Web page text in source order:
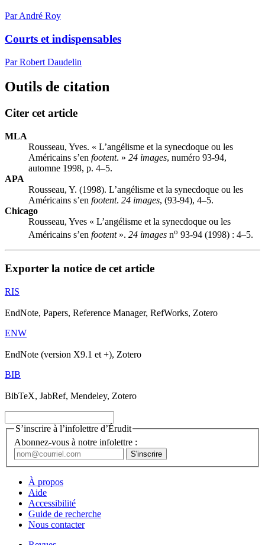
Par André Roy
Courts et indispensables
Par Robert Daudelin
Outils de citation
Citer cet article
MLA
Rousseau, Yves. « L’angélisme et la synecdoque ou les
Américains s’en footent. » 24 images, numéro 93-94,
automne 1998, p. 4–5.
APA
Rousseau, Y. (1998). L’angélisme et la synecdoque ou les
Américains s’en footent. 24 images, (93-94), 4–5.
Chicago
Rousseau, Yves « L’angélisme et la synecdoque ou les
Américains s’en footent». 24 images no 93-94 (1998) : 4–5.
Exporter la notice de cet article
RIS
EndNote, Papers, Reference Manager, RefWorks, Zotero
ENW
EndNote (version X9.1 et +), Zotero
BIB
BibTeX, JabRef, Mendeley, Zotero
S’inscrire à l’infolettre d’Érudit
Abonnez-vous à notre infolettre :
À propos
Aide
Accessibilité
Guide de recherche
Nous contacter